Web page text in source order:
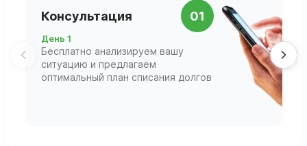
Консультация 01
День 1
Бесплатно анализируем вашу
ситуацию и предлагаем
оптимальный план списания долгов